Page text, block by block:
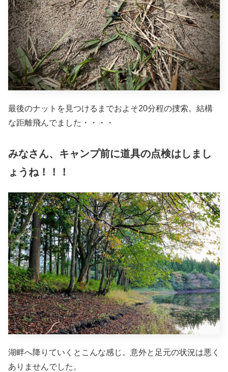
最後のナットを見つけるまでおよそ20分程の捜索。結構
な距離飛んでました・・・・
みなさん、キャンプ前に道具の点検はしまし
ょうね！！！
湖畔へ降りていくとこんな感じ。意外と足元の状況は悪く
ありませんでした。